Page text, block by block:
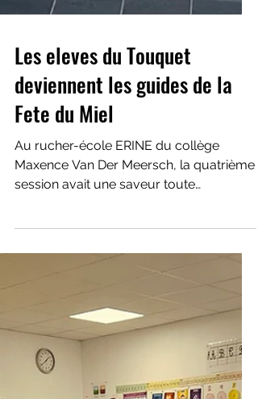
Les eleves du Touquet
deviennent les guides de la
Fete du Miel
Maxence Van Der Meersch, la quatrième
session avait une saveur toute
particulière. Après plusieurs mois de
découvertes, les élèves ont accueilli
leurs parents pour la traditionnelle Fête